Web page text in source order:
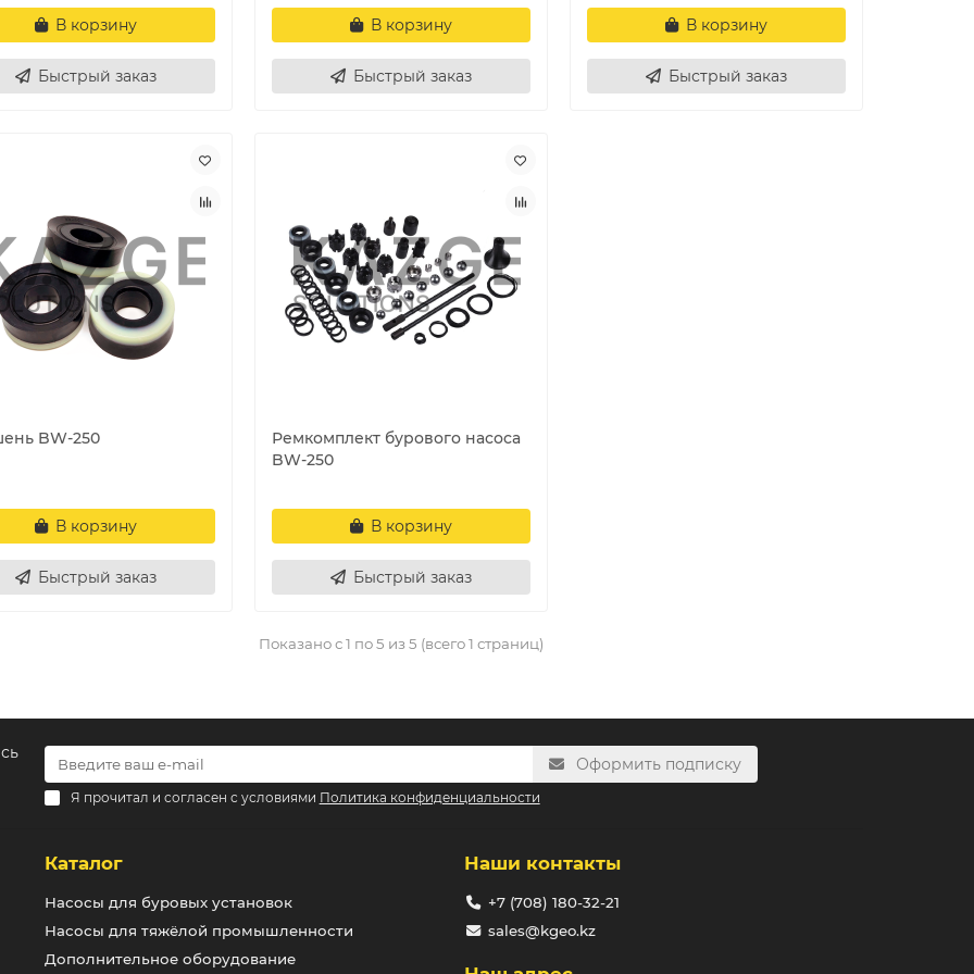
В корзину
Быстрый заказ
В корзину
Быстрый заказ
В корзину
Быстрый заказ
BW-250
В корзину
Быстрый заказ
Ремкомплект бурового насоса
BW-250
В корзину
Быстрый заказ
Показано с 1 по 5 из 5 (всего 1 страниц)
Оформить подписку
Я прочитал и согласен с условиями Политика конфиденциальности
Каталог
Насосы для буровых установок
Насосы для тяжёлой промышленности
Дополнительное оборудование
Наши контакты
+7 (708) 180-32-21
sales@kgeo.kz